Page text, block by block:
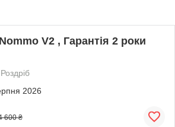
V2 , Гарантія 2 роки
Роздріб
2026
600 ₴